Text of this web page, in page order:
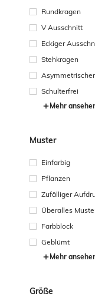
Rundkragen
V Ausschnitt
Eckiger
Stehkragen
Asymmetrischer
Schulterfrei
Mehr
Muster
Einfarbig
Pflanzen
Zufälliger
Überalles
Farbblock
Geblümt
Mehr
Größe